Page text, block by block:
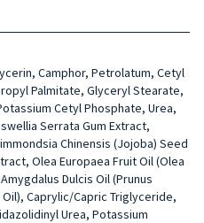
Cam­phor, Petrolatum, Cetyl
Palmitate, Glyceryl Stearate,
Cetyl Phosphate, Ure­a,
Serrata Gum Extract,
Chinensis (Jojoba) Seed
Olea Europaea Fru­it Oil (Olea
Dul­cis Oil (Prunus
Caprylic/Capric Triglyceride,
Urea, Potassium